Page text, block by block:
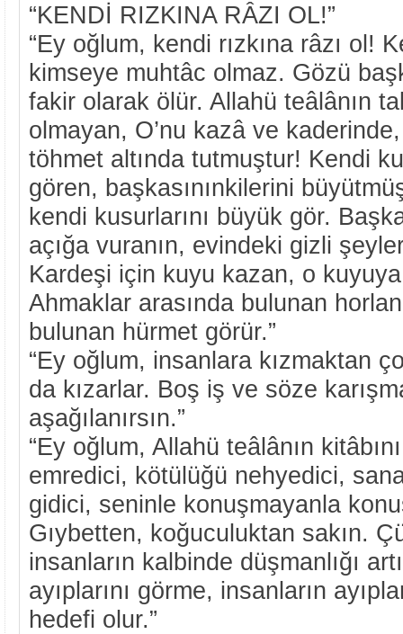
“KENDİ RIZKINA RÂZI OL!”
“Ey oğlum, kendi rızkına râzı ol!
kimseye muhtâc olmaz. Gözü
fakir olarak ölür. Allahü teâlânın
olmayan, O’nu kazâ ve
töhmet altında tutmuştur! Kendi
gören, başkasınınkilerini
kendi kusurlarını büyük gör.
açığa vuranın, evindeki gizli
Kardeşi için kuyu kazan, o
Ahmaklar arasında bulunan
bulunan hürmet görür.”
“Ey oğlum, insanlara kızmaktan
da kızarlar. Boş iş ve söze
aşağılanırsın.”
“Ey oğlum, Allahü teâlânın
emredici, kötülüğü nehyedici,
gidici, seninle konuşmayanla
Gıybetten, koğuculuktan sakın.
insanların kalbinde düşmanlığı
ayıplarını görme, insanların
hedefi olur.”